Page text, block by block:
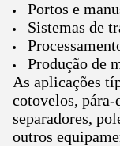
Portos e
Sistemas de
Produção de
As aplicações
cotovelos, pára-
separadores,
outros